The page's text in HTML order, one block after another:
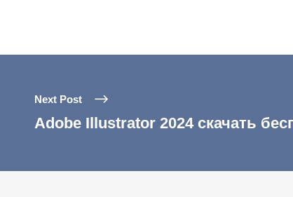
Next Post
Adobe Illustrator 2024 скачать